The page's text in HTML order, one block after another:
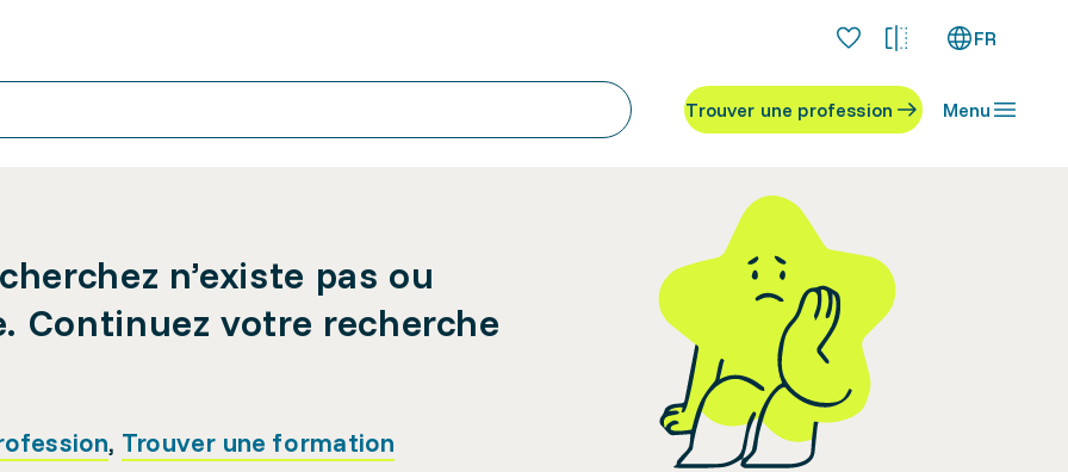
FR
Trouver une profession Menu
n’existe pas ou
Continuez votre recherche
, Trouver une formation